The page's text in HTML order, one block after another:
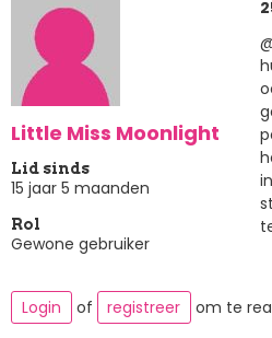
Little Miss Moonlight
Lid sinds
15 jaar 5 maanden
Rol
Gewone gebruiker
Login of registreer om te